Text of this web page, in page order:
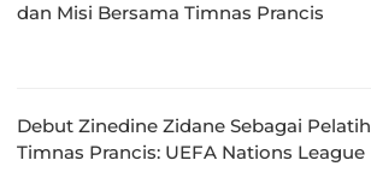
dan Misi Bersama Timnas Prancis
Debut Zinedine Zidane Sebagai Pelatih
Timnas Prancis: UEFA Nations League